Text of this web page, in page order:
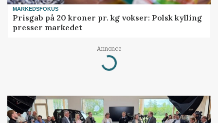
MARKEDSFOKUS
Prisgab på 20 kroner pr. kg vokser: Polsk kylling
presser markedet
Annonce
Loading...